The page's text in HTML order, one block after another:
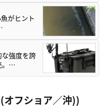
がヒント
な強度を誇
。…
オフショア／沖))